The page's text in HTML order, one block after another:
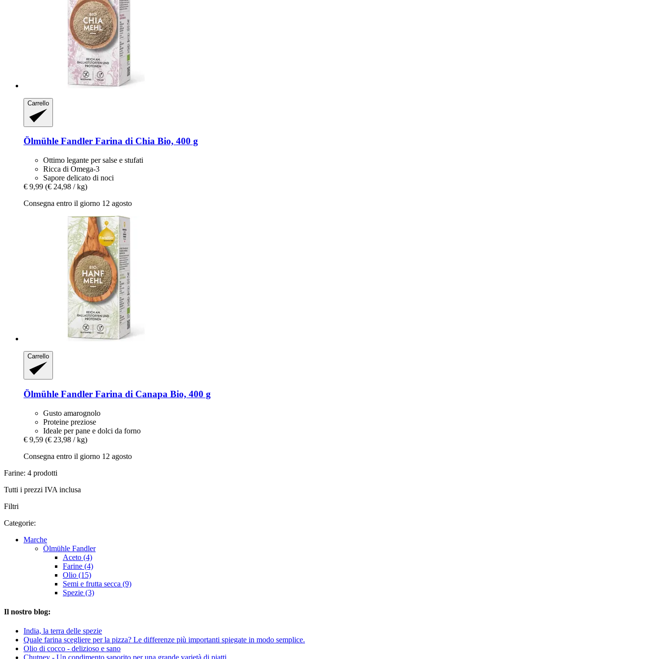
Carrello
Ölmühle Fandler Farina di Chia Bio, 400 g
Ottimo legante per salse e stufati
Ricca di Omega-3
Sapore delicato di noci
€ 9,99 (€ 24,98 / kg)
Consegna entro il giorno 12 agosto
Carrello
Ölmühle Fandler Farina di Canapa Bio, 400 g
Gusto amarognolo
Proteine ​​preziose
Ideale per pane e dolci da forno
€ 9,59 (€ 23,98 / kg)
Consegna entro il giorno 12 agosto
Farine: 4 prodotti
Tutti i prezzi IVA inclusa
Filtri
Categorie:
Marche
Ölmühle Fandler
Aceto (4)
Farine (4)
Olio (15)
Semi e frutta secca (9)
Spezie (3)
Il nostro blog:
India, la terra delle spezie
Quale farina scegliere per la pizza? Le differenze più importanti spiegate in modo semplice.
Olio di cocco - delizioso e sano